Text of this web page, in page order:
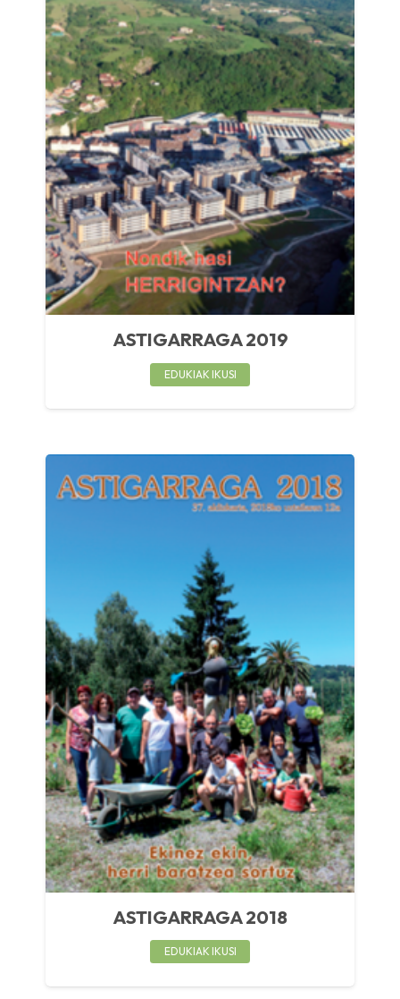
ASTIGARRAGA 2019
EDUKIAK IKUSI
ASTIGARRAGA 2018
EDUKIAK IKUSI